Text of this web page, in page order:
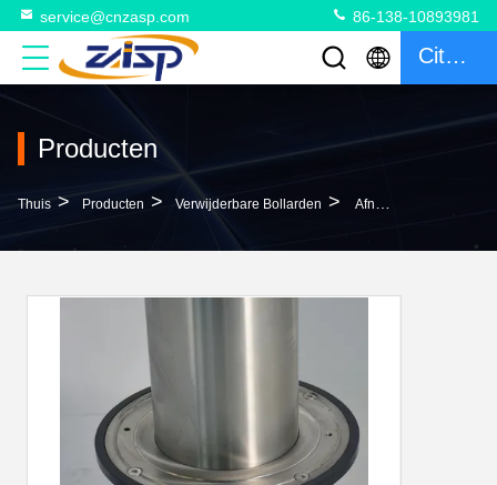
service@cnzasp.com 86-138-10893981
Citaat
Producten
Thuis > Producten > Verwijderbare Bollarden > Afneembare Bollards: Een Onmisbaar Product Voor Een Veelzijdig En Handig Verkeersbeheer